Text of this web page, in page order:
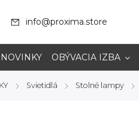
info@proxima.store
NOVINKY OBÝVACIA IZBA
/ Svietidlá / Stolné lampy /